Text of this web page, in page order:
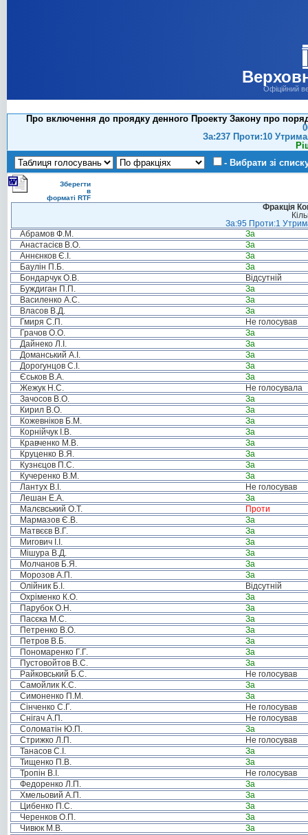
Офіційний
Про включення до проядку денного Проекту Закону про
За:237 Проти:10
- Вибрати зі
Зберегти
в
форматі RTF
Фракція
За:95 Проти:1
Абрамов Ф.М.
За
Анастасієв В.О.
За
Аннєнков Є.І.
За
Баулін П.Б.
За
Бондарчук О.В.
Відсутній
Буждиган П.П.
За
Василенко А.С.
За
Власов В.Д.
За
Гмиря С.П.
Не голосував
Грачов О.О.
За
Дайнеко Л.І.
За
Доманський А.І.
За
Дорогунцов С.І.
За
Єськов В.А.
За
Жежук Н.С.
Не голосувала
Зачосов В.О.
За
Кирил В.О.
За
Кожевніков Б.М.
За
Корнійчук І.В.
За
Кравченко М.В.
За
Круценко В.Я.
За
Кузнєцов П.С.
За
Кучеренко В.М.
За
Лантух В.І.
Не голосував
Лешан Е.А.
За
Малєвський О.Т.
Проти
Мармазов Є.В.
За
Матвєєв В.Г.
За
Мигович І.І.
За
Мішура В.Д.
За
Молчанов Б.Я.
За
Морозов А.П.
За
Олійник Б.І.
Відсутній
Охріменко К.О.
За
Парубок О.Н.
За
Пасєка М.С.
За
Петренко В.О.
За
Петров В.Б.
За
Пономаренко Г.Г.
За
Пустовойтов В.С.
За
Райковський Б.С.
Не голосував
Самойлик К.С.
За
Симоненко П.М.
За
Сінченко С.Г.
Не голосував
Снігач А.П.
Не голосував
Соломатін Ю.П.
За
Стрижко Л.П.
Не голосував
Танасов С.І.
За
Тищенко П.В.
За
Тропін В.І.
Не голосував
Федоренко Л.П.
За
Хмельовий А.П.
За
Цибенко П.С.
За
Черенков О.П.
За
Чивюк М.В.
За